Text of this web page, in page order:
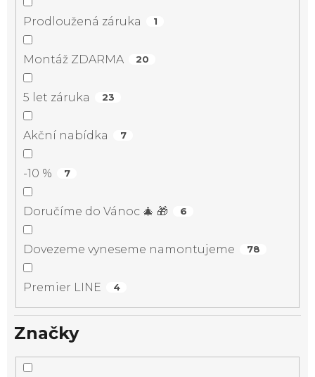
Prodloužená záruka 1
Montáž ZDARMA 20
5 let záruka 23
Akční nabídka 7
-10 % 7
Doručíme do Vánoc 🎄 🎁 6
Dovezeme vyneseme namontujeme 78
Premier LINE 4
Značky